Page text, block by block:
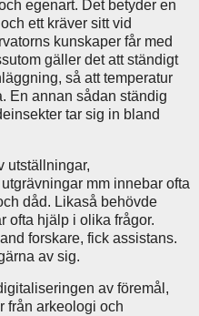
egenart. Det betyder en
ett kräver sitt vid
kunskaper får med
gäller det att ständigt
så att temperatur
En annan sådan ständig
tar sig in bland
utställningar,
mm innebar ofta
dåd. Likaså behövde
ofta hjälp i olika frågor.
forskare, fick assistans.
av sig.
av föremål,
från arkeologi och